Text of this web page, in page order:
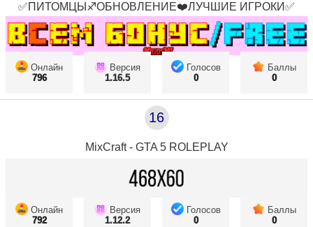
✅ПИТОМЦЫ♐ОБНОВЛЕНИЕ❤️ЛУЧШИЕ ИГРОКИ✅
Онлайн
796
Версия
1.16.5
Голосов
0
Баллы
0
16
MixCraft - GTA 5 ROLEPLAY
Онлайн
792
Версия
1.12.2
Голосов
0
Баллы
0